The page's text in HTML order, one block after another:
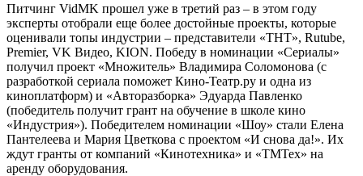
Питчинг VidMK прошел уже в третий раз – в этом году
эксперты отобрали еще более достойные проекты, которые
оценивали топы индустрии – представители «ТНТ», Rutube,
Premier, VK Видео, KION. Победу в номинации «Сериалы»
получил проект «Множитель» Владимира Соломонова (с
разработкой сериала поможет Кино-Театр.ру и одна из
киноплатформ) и «Авторазборка» Эдуарда Павленко
(победитель получит грант на обучение в школе кино
«Индустрия»). Победителем номинации «Шоу» стали Елена
Пантелеева и Мария Цветкова с проектом «И снова да!». Их
ждут гранты от компаний «Кинотехника» и «ТМТех» на
аренду оборудования.